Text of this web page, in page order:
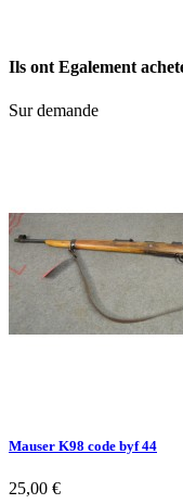
Ils ont Egalement
Sur demande
Mauser K98 code byf 44
25,00 €